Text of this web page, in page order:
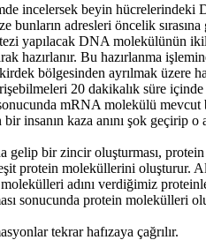
incelersek beyin
adresleri öncelik
yapılacak DNA molekülünün
Bu hazırlanma
bölgesinden ayrılmak üzere
20 dakikalık süre
mRNA molekülü
insanın kaza anını şok geçirip o
bir zincir oluşturması,
protein moleküllerini oluşturur.
adını verdiğimiz
sonucunda protein molekülleri
tekrar hafızaya çağrılır.